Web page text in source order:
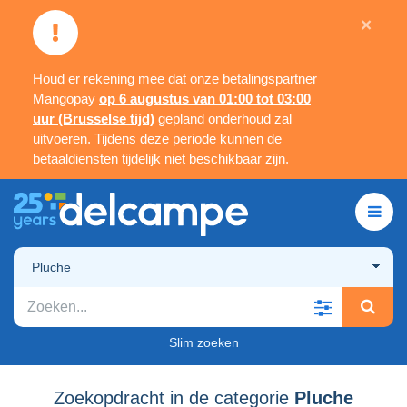
Houd er rekening mee dat onze betalingspartner
Mangopay op 6 augustus van 01:00 tot 03:00
uur (Brusselse tijd) gepland onderhoud zal
uitvoeren. Tijdens deze periode kunnen de
betaaldiensten tijdelijk niet beschikbaar zijn.
×
Pluche
Slim zoeken
Zoekopdracht in de categorie Pluche